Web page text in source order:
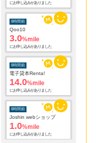
にお申し込みがありました
6時間前
Qoo10
3.0%mile
にお申し込みがありました
6時間前
電子貸本Renta!
14.0%mile
にお申し込みがありました
6時間前
Joshin webショップ
1.0%mile
にお申し込みがありました